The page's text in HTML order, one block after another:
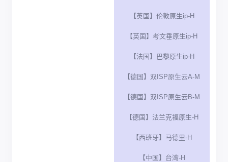
【英国】伦敦原生ip-H
【英国】考文垂原生ip-H
【法国】巴黎原生ip-H
【德国】双ISP原生云A-M
【德国】双ISP原生云B-M
【德国】法兰克福原生-H
【西班牙】马德里-H
【中国】台湾-H